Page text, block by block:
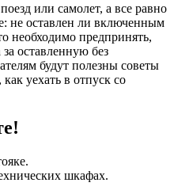
или самолет, а все равно
не оставлен ли включенным
необходимо предпринять,
оставленную без
будут полезны советы
уехать в отпуск со
шкафах.